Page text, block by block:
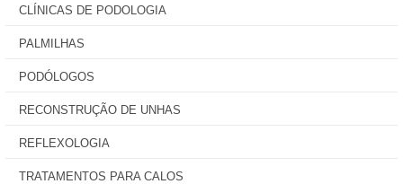
CLÍNICAS DE PODOLOGIA
PALMILHAS
PODÓLOGOS
RECONSTRUÇÃO DE UNHAS
REFLEXOLOGIA
TRATAMENTOS PARA CALOS